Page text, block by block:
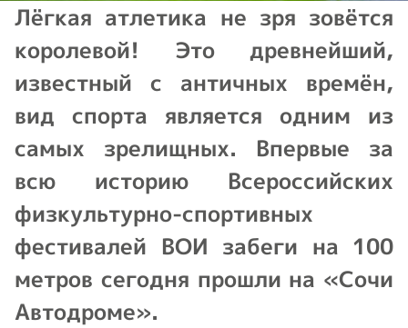
Лёгкая атлетика не зря зовётся
королевой! Это древнейший,
известный с античных времён,
вид спорта является одним из
самых зрелищных. Впервые за
всю историю Всероссийских
физкультурно-спортивных
фестивалей ВОИ забеги на 100
метров сегодня прошли на «Сочи
Автодроме».